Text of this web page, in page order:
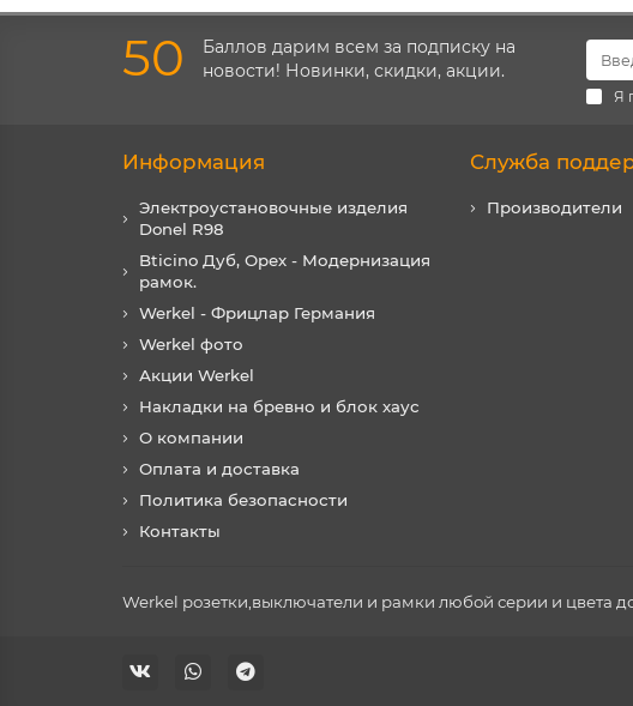
50
Баллов дарим всем за подписку на
новости! Новинки, скидки, акции.
Я
Информация
Электроустановочные изделия
Donel R98
Bticino Дуб, Орех - Модернизация
рамок.
Werkel - Фрицлар Германия
Werkel фото
Акции Werkel
Накладки на бревно и блок хаус
О компании
Оплата и доставка
Политика безопасности
Контакты
Служба
Производители
Werkel розетки,выключатели и рамки любой серии и цвета